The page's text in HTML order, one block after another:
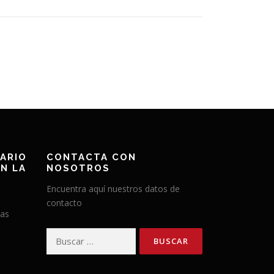
LA
CONTACTA CON
NOSOTROS
Encuentra aquí nuestros datos de
contacto